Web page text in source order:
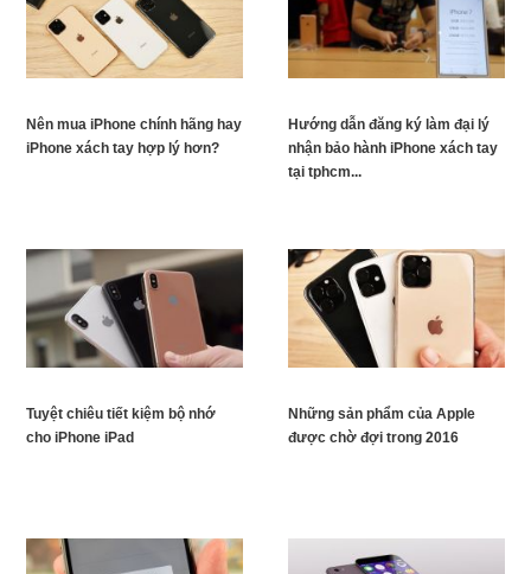
Nên mua iPhone chính hãng hay
iPhone xách tay hợp lý hơn?
Hướng dẫn đăng ký làm đại lý
nhận bảo hành iPhone xách tay
tại tphcm...
Tuyệt chiêu tiết kiệm bộ nhớ
cho iPhone iPad
Những sản phẩm của Apple
được chờ đợi trong 2016